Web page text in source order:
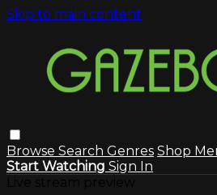
Skip to main content
Browse Search Genres Shop
Start Watching Sign In